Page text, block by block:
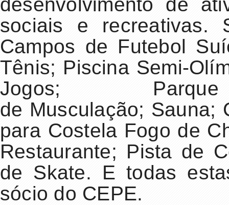
sociais e recreativas.
Campos de Futebol
Tênis; Piscina Semi-
Jogos;
de Musculação; Sauna;
para Costela Fogo de
Restaurante; Pista de
de Skate. E todas
sócio do CEPE.